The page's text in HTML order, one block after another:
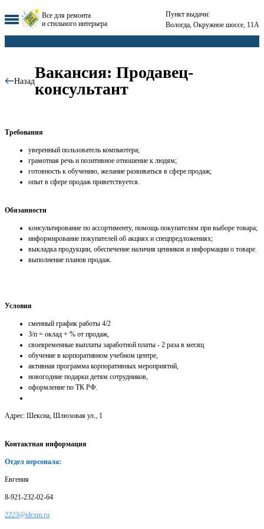
Все для ремонта
и стильного интерьера
Пункт выдачи:
Вологда, Окружное шоссе, 11А
НазадВакансия: Продавец-
консультант
Требования
уверенный пользователь компьютера;
грамотная речь и позитивное отношение к людям;
готовность к обучению, желание развиваться в сфере продаж;
опыт в сфере продаж приветствуется.
Обязанности
кoнсультирoвaниe по ассоpтимeнту, помощь покупателям при выборе товара;
информирование покупателей об акциях и спецпредложениях;
выкладка продукции, обecпечeниe наличия ценников и инфоpмации о товаре.
выполнение планов продаж.
Условия
сменный график работы 4/2
З/п = оклад + % от продаж,
своевременные выплаты заработной платы - 2 раза в месяц
обучение в корпоративном учебном центре,
активная программа корпоративных мероприятий,
новогодние подарки детям сотрудников,
оформление по ТК РФ.
Адрес: Шексна, Шлюзовая ул., 1
Контактная информация
Отдел персонала:
Евгения
8-921-232-02-64
2223@tdcsm.ru